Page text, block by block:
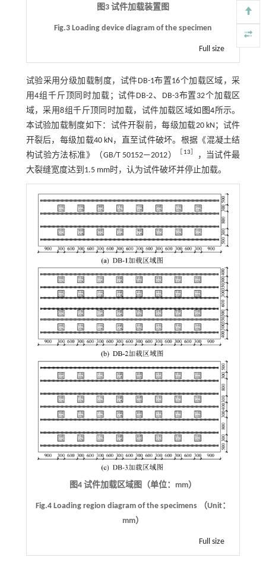
图3 试件加载装置图
Fig.3 Loading device diagram of the specimen
Full size
试验采用分级加载制度，试件DB-1布置16个加载区域，采
用4组千斤顶同时加载；试件DB-2、DB-3布置32个加载区
域，采用8组千斤顶同时加载，试件加载区域如 图4所示。
本试验加载制度如下：试件开裂前，每级加载20 kN；试件
开裂后，每级加载40 kN，直至试件破坏。根据《混凝土结
构试验方法标准》（GB/T 50152—2012）
［ 13］
，当试件最
大裂缝宽度达到1.5 mm时，认为试件破坏并停止加载。
图4 试件加载区域图（单位：mm）
Fig.4 Loading region diagram of the specimens （Unit：
mm）
Full size